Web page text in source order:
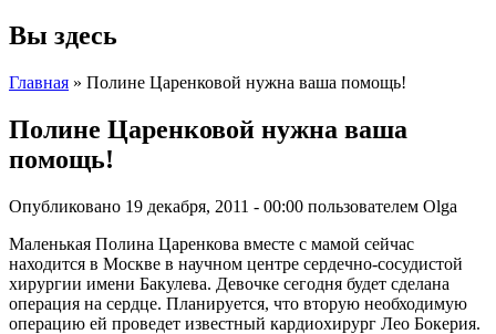
Вы здесь
Главная » Полине Царенковой нужна ваша помощь!
Полине Царенковой нужна ваша
помощь!
Опубликовано 19 декабря, 2011 - 00:00 пользователем Olga
Маленькая Полина Царенкова вместе с мамой сейчас
находится в Москве в научном центре сердечно-сосудистой
хирургии имени Бакулева. Девочке сегодня будет сделана
операция на сердце. Планируется, что вторую необходимую
операцию ей проведет известный кардиохирург Лео Бокерия.